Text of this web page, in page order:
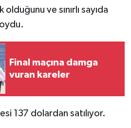
ve sınırlı sayıda
Final maçına damga
vuran kareler
137 dolardan satılıyor.